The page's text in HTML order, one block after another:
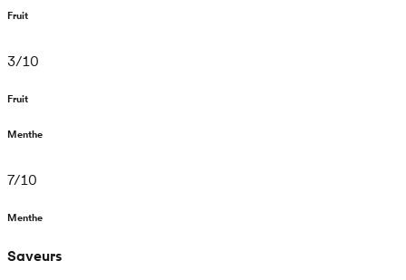
Fruit
3/10
Fruit
Menthe
7/10
Menthe
Saveurs